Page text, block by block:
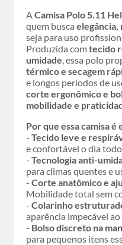
ACamisa Polo 5.11
quem busca elegância,
seja para uso
Produzida comtecido
umidade, essa polo
térmico e secagem
e longos períodos de
corte ergonômico e
mobilidade e
Por que essa camisa é
- Tecido leve e
e confortável o dia
- Tecnologia anti-
para climas quentes e
- Corte anatômico e
Mobilidade total sem
- Colarinho
aparência impecável
- Bolso discreto na
para pequenos itens